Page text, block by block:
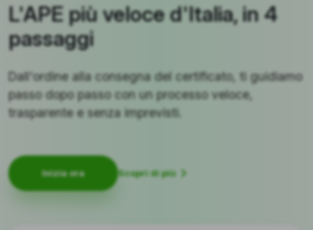
L'APE più veloce d'Italia, in 4
passaggi
Dall'ordine alla consegna del certificato, ti guidiamo
passo dopo passo con un processo veloce,
trasparente e senza imprevisti.
Inizia ora Scopri di più